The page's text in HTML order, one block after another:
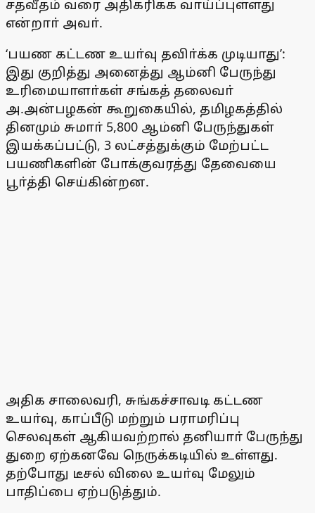
சதவீதம் வரை அதிகரிக்க வாய்ப்புள்ளது
என்றாா் அவா்.
‘பயண கட்டண உயா்வு தவிா்க்க முடியாது’:
இது குறித்து அனைத்து ஆம்னி பேருந்து
உரிமையாளா்கள் சங்கத் தலைவா்
அ.அன்பழகன் கூறுகையில், தமிழகத்தில்
தினமும் சுமாா் 5,800 ஆம்னி பேருந்துகள்
இயக்கப்பட்டு, 3 லட்சத்துக்கும் மேற்பட்ட
பயணிகளின் போக்குவரத்து தேவையை
பூா்த்தி செய்கின்றன.
அதிக சாலைவரி, சுங்கச்சாவடி கட்டண
உயா்வு, காப்பீடு மற்றும் பராமரிப்பு
செலவுகள் ஆகியவற்றால் தனியாா் பேருந்து
துறை ஏற்கனவே நெருக்கடியில் உள்ளது.
தற்போது டீசல் விலை உயா்வு மேலும்
பாதிப்பை ஏற்படுத்தும்.